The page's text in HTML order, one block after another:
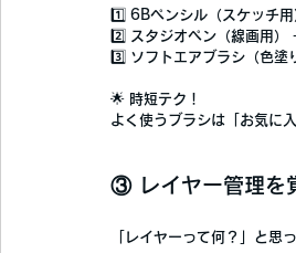
1️⃣ 6Bペンシル （スケッチ
2️⃣
スタジオペン （線画用
3️⃣ ソフトエアブラシ （色
🌟 時短テク！
よく使うブラシは「お気に
③ レイヤー管理を
「レイヤーって何？」と思